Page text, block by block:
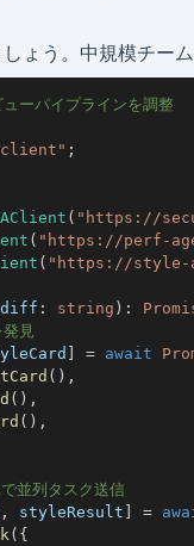
ょう。中規模チー
ーパイプラインを調整
client" ;
( "https://
( "https://perf-
( "https://style-
diff : string ) :
見
] = await
( ) ,
( ) ,
( ) ,
並列タスク送信
, styleResult ] =
( {